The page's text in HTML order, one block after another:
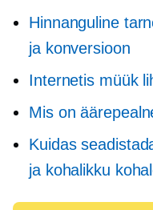
Hinnanguline
ja konversioon
Internetis müük
Mis on
Kuidas
ja kohalikku